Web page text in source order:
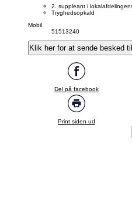
2. suppleant i
Tryghedsopkald
Mobil
51513240
Klik her for at sende besked
Del på facebook
Print siden ud